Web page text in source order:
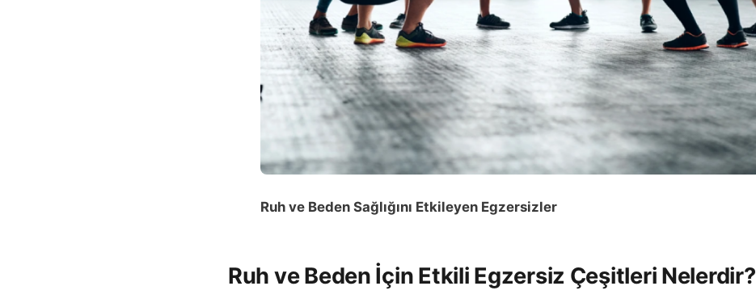
Ruh ve Beden Sağlığını Etkileyen Egzersizler
Ruh ve Beden İçin Etkili Egzersiz Çeşitleri Nelerdir?